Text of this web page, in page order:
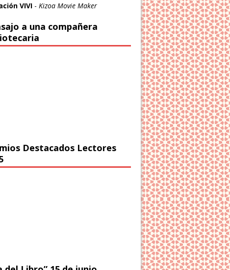
VIVI - Kizoa Movie Maker
a una compañera
Destacados Lectores